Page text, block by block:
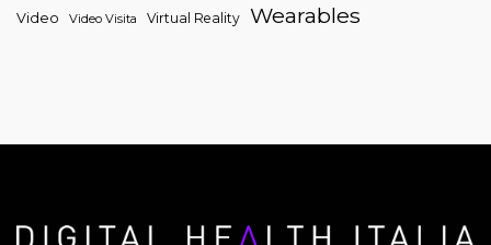
Video Video Visita Virtual Reality Wearables